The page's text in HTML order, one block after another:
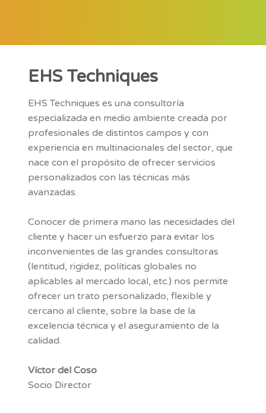
EHS Techniques
EHS Techniques es una consultoría
especializada en medio ambiente creada por
profesionales de distintos campos y con
experiencia en multinacionales del sector, que
nace con el propósito de ofrecer servicios
personalizados con las técnicas más
avanzadas.
Conocer de primera mano las necesidades del
cliente y hacer un esfuerzo para evitar los
inconvenientes de las grandes consultoras
(lentitud, rigidez, políticas globales no
aplicables al mercado local, etc.) nos permite
ofrecer un trato personalizado, flexible y
cercano al cliente, sobre la base de la
excelencia técnica y el aseguramiento de la
calidad.
Víctor del Coso
Socio Director